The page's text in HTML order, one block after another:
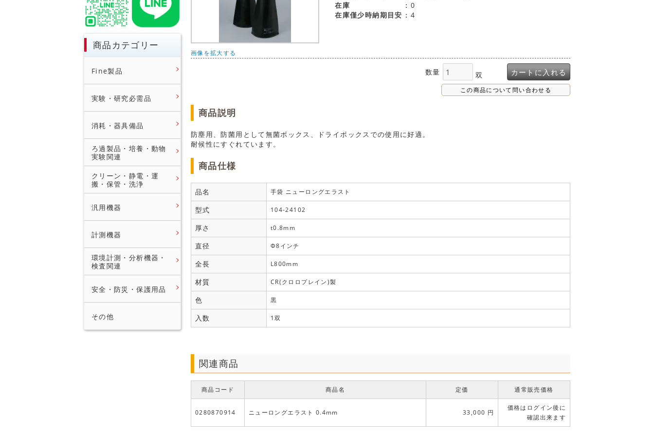
商品カテゴリー
Fine製品
実験・研究必需品
消耗・器具備品
ろ過製品・培養・動物
実験関連
クリーン・静電・運
搬・保管・洗浄
汎用機器
計測機器
環境計測・分析機器・
検査関連
安全・防災・保護用品
その他
画像を拡大する
在庫
0
在庫僅少時納期目安
4
数量 双 カートに入れる
この商品について問い合わせる
商品説明
防塵用、防菌用として無菌ボックス、ドライボックスでの使用に好適。
耐候性にすぐれています。
商品仕様
品名 手袋 ニューロングエラスト
型式 104-24102
厚さ t0.8mm
直径 Φ8インチ
全長 L800mm
材質 CR(クロロプレイン)製
色 黒
入数 1双
関連商品
商品コード 商品名 定価 通常販売価格
0280870914 ニューロングエラスト 0.4mm 33,000 円
価格はログイン後に
確認出来ます